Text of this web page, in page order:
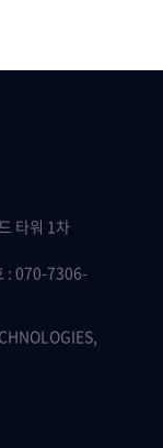
타워 1차
: 070-7306-